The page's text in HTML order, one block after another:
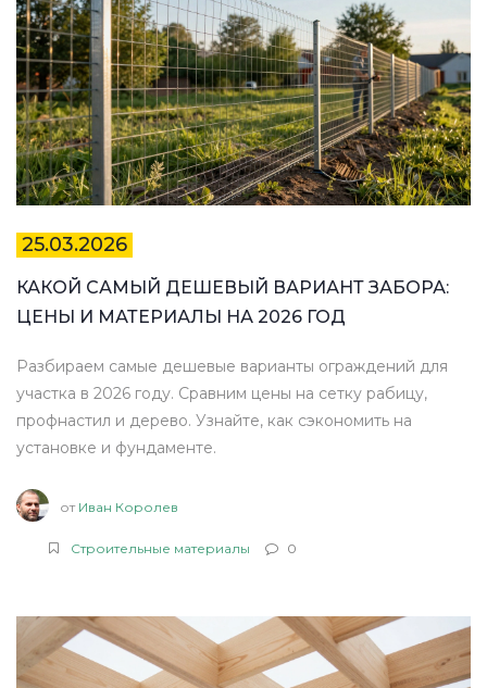
25.03.2026
КАКОЙ САМЫЙ ДЕШЕВЫЙ ВАРИАНТ ЗАБОРА:
ЦЕНЫ И МАТЕРИАЛЫ НА 2026 ГОД
Разбираем самые дешевые варианты ограждений для
участка в 2026 году. Сравним цены на сетку рабицу,
профнастил и дерево. Узнайте, как сэкономить на
установке и фундаменте.
от Иван Королев
Строительные материалы 0